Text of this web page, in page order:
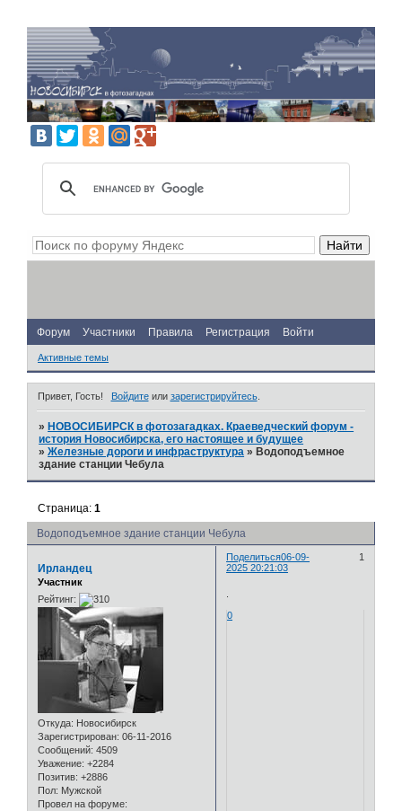
Форум Участники Правила Регистрация Войти
Активные темы
Привет, Гость! Войдитеили зарегистрируйтесь.
» НОВОСИБИРСК в фотозагадках. Краеведческий форум -
история Новосибирска, его настоящее и будущее
»Железные дороги и инфраструктура » Водоподъемное
здание станции Чебула
Водоподъемное здание станции Чебула
Страница:1
Поделиться 1
06-09-
2025 20:21:03
Ирландец
Участник
Рейтинг:
Откуда: Новосибирск
Зарегистрирован: 06-11-2016
Сообщений: 4509
Уважение: +2284
Позитив: +2886
Пол: Мужской
Провел на форуме:
0